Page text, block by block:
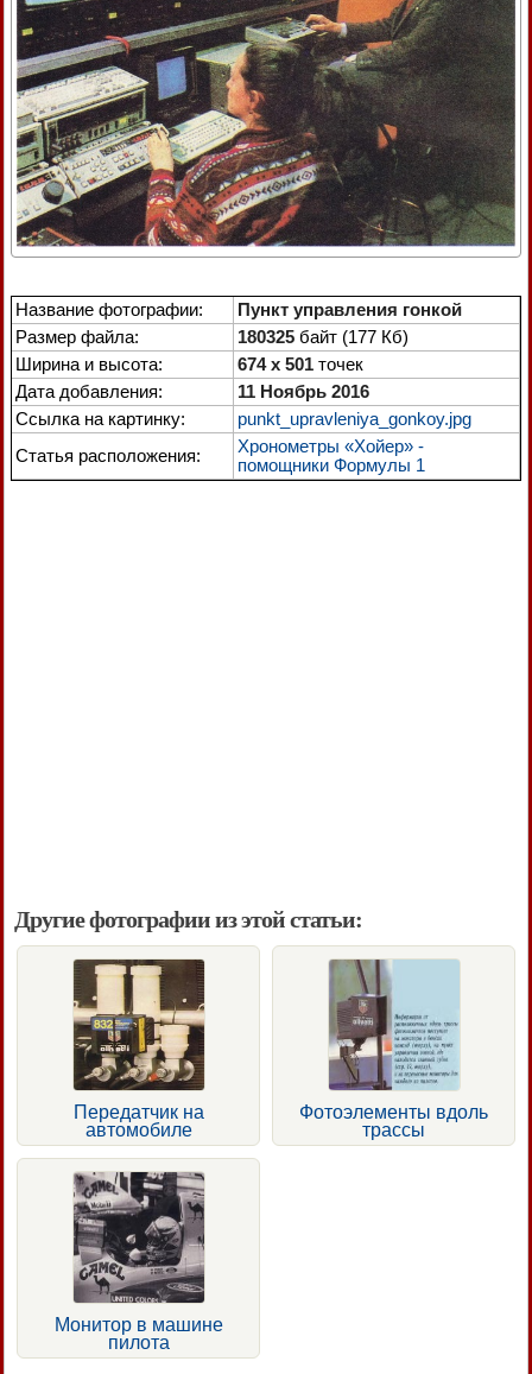
Название фотографии:
Пункт управления гонкой
Размер файла:
180325 байт (177 Кб)
Ширина и высота:
674 x 501 точек
Дата добавления:
11 Ноябрь 2016
Ссылка на картинку:
punkt_upravleniya_gonkoy.jpg
Статья расположения:
Хронометры «Хойер» -
помощники Формулы 1
Другие фотографии из этой статьи:
Передатчик на
автомобиле
Фотоэлементы вдоль
трассы
Монитор в машине
пилота